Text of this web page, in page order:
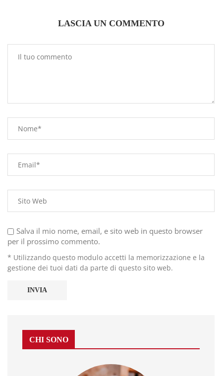
LASCIA UN COMMENTO
Salva il mio nome, email, e sito web in questo browser
per il prossimo commento.
* Utilizzando questo modulo accetti la memorizzazione e la
gestione dei tuoi dati da parte di questo sito web.
CHI SONO